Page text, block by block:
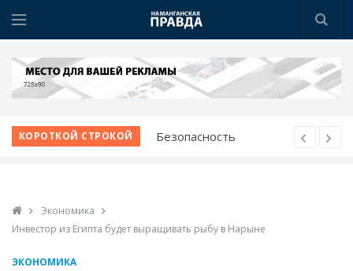
КОРОТКОЙ СТРОКОЙ
начинается с
лучших в мире по ИИ
Экономика
Инвестор из Египта будет выращивать рыбу в Нарыне
ЭКОНОМИКА